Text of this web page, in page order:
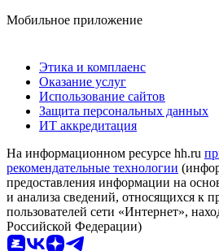
Мобильное приложение
Этика и комплаенс
Оказание услуг
Использование сайтов
Защита персональных данных
ИТ аккредитация
На информационном ресурсе hh.ru
рекомендательные технологии
предоставления информации на
и анализа сведений, относящихся к
пользователей сети «Интернет»,
Российской Федерации)